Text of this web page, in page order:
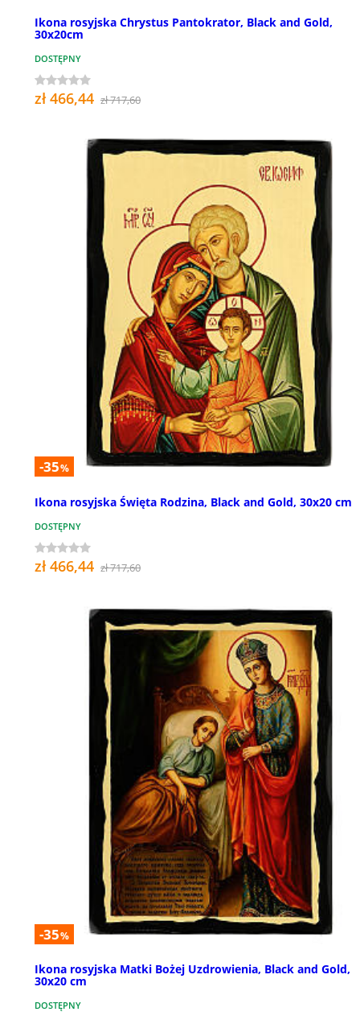
Ikona rosyjska Chrystus Pantokrator, Black and Gold,
30x20cm
DOSTĘPNY
zł 466,44 zł 717,60
-35%
Ikona rosyjska Święta Rodzina, Black and Gold, 30x20 cm
DOSTĘPNY
zł 466,44 zł 717,60
-35%
Ikona rosyjska Matki Bożej Uzdrowienia, Black and Gold,
30x20 cm
DOSTĘPNY